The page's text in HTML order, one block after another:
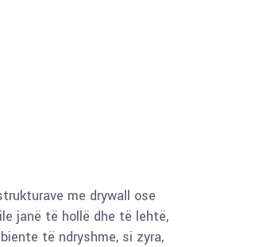
me drywall ose
janë të hollë dhe të lehtë,
të ndryshme, si zyra,